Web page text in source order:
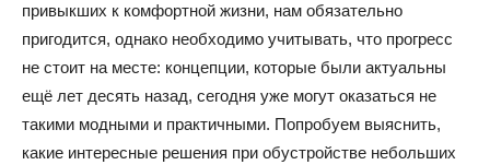
статьи
привыкших к комфортной жизни, нам обязательно
пригодится, однако необходимо учитывать, что прогресс
не стоит на месте: концепции, которые были актуальны
ещё лет десять назад, сегодня уже могут оказаться не
такими модными и практичными. Попробуем выяснить,
какие интересные решения при обустройстве небольших